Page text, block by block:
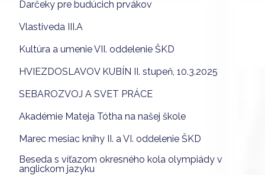
Darčeky pre budúcich prvákov
Vlastiveda III.A
Kultúra a umenie VII. oddelenie ŠKD
HVIEZDOSLAVOV KUBÍN II. stupeň, 10.3.2025
SEBAROZVOJ A SVET PRÁCE
Akadémie Mateja Tótha na našej škole
Marec mesiac knihy II. a VI. oddelenie ŠKD
Beseda s víťazom okresného kola olympiády v
anglickom jazyku